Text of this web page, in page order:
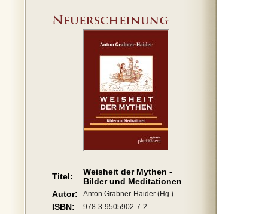
Titel:
Weisheit der Mythen -
Bilder und Meditationen
Autor:
Anton Grabner-Haider (Hg.)
ISBN: 978-3-9505902-7-2